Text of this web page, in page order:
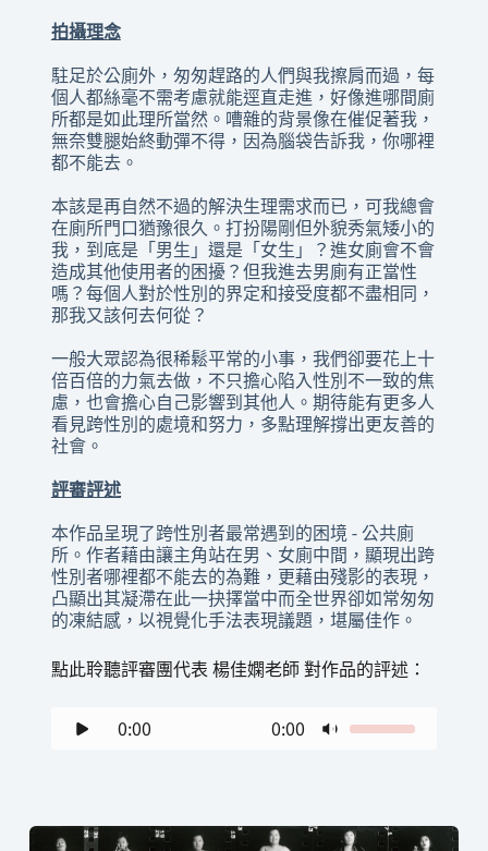
拍攝理念
駐足於公廁外，匆匆趕路的人們與我擦肩而過，每
個人都絲毫不需考慮就能逕直走進，好像進哪間廁
所都是如此理所當然。嘈雜的背景像在催促著我，
無奈雙腿始終動彈不得，因為腦袋告訴我，你哪裡
都不能去。
本該是再自然不過的解決生理需求而已，可我總會
在廁所門口猶豫很久。打扮陽剛但外貌秀氣矮小的
我，到底是「男生」還是「女生」？進女廁會不會
造成其他使用者的困擾？但我進去男廁有正當性
嗎？每個人對於性別的界定和接受度都不盡相同，
那我又該何去何從？
一般大眾認為很稀鬆平常的小事，我們卻要花上十
倍百倍的力氣去做，不只擔心陷入性別不一致的焦
慮，也會擔心自己影響到其他人。期待能有更多人
看見跨性別的處境和努力，多點理解撐出更友善的
社會。
評審評述
本作品呈現了跨性別者最常遇到的困境 - 公共廁
所。作者藉由讓主角站在男、女廁中間，顯現出跨
性別者哪裡都不能去的為難，更藉由殘影的表現，
凸顯出其凝滯在此一抉擇當中而全世界卻如常匆匆
的凍結感，以視覺化手法表現議題，堪屬佳作。
點此聆聽評審團代表 楊佳嫻老師 對作品的評述：
0:00 0:00